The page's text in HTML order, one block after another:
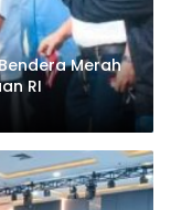
Merah
RI